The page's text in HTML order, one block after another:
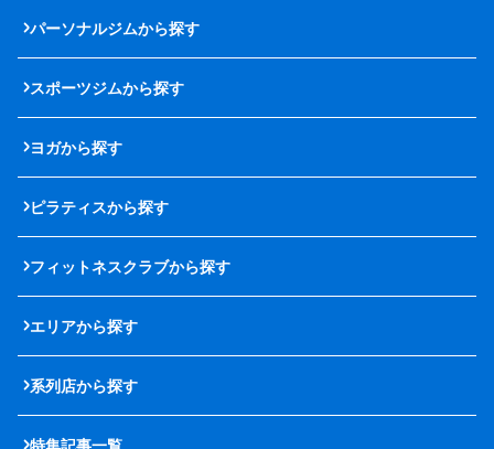
パーソナルジムから探す
スポーツジムから探す
ヨガから探す
ピラティスから探す
フィットネスクラブから探す
エリアから探す
系列店から探す
特集記事一覧